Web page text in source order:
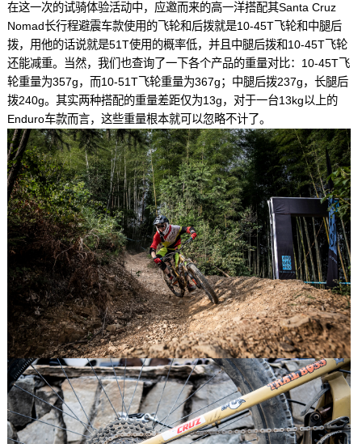
在这一次的试骑体验活动中，应邀而来的高一洋搭配其Santa Cruz
Nomad长行程避震车款使用的飞轮和后拨就是10-45T飞轮和中腿后
拨，用他的话说就是51T使用的概率低，并且中腿后拨和10-45T飞轮
还能减重。当然，我们也查询了一下各个产品的重量对比：10-45T飞
轮重量为357g，而10-51T飞轮重量为367g；中腿后拨237g，长腿后
拨240g。其实两种搭配的重量差距仅为13g，对于一台13kg以上的
Enduro车款而言，这些重量根本就可以忽略不计了。